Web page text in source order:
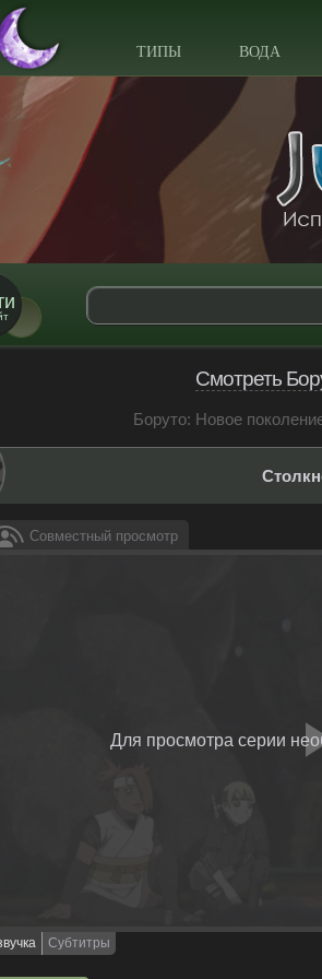
ТИПЫ ВОДА
Смотреть
Боруто: Новое
Совместный просмотр
Для просмотра серии
Субтитры